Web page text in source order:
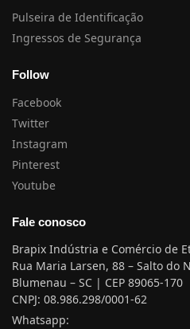
Pulseira de Identificação
Ingressos de Segurança
Follow
Facebook
Twitter
Instagram
Pinterest
Youtube
Fale conosco
Brapix Indústria e Comércio de
Rua Maria Larsen, 88 – Salto do
Blumenau – SC | CEP 89065-170
CNPJ: 08.986.298/0001-62
Whatsapp: